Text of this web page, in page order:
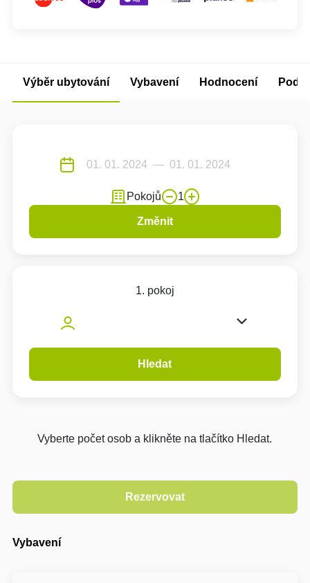
Výběr ubytování Vybavení Hodnocení
Pokojů 1
Změnit
1. pokoj
Hledat
Vyberte počet osob a klikněte na tlačítko Hledat.
Vybavení